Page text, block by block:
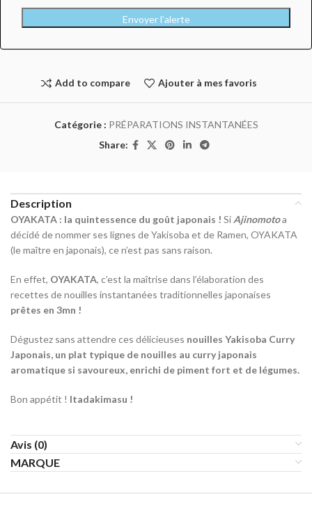
Envoyer l’alerte
Add to compare Ajouter à mes favoris
Catégorie : PRÉPARATIONS INSTANTANÉES
Share:
Description
OYAKATA : la quintessence du goût japonais ! Si Ajinomotoa
décidé de nommer ses lignes de Yakisoba et de Ramen, OYAKATA
(le maître en japonais), ce n’est pas sans raison.
En effet, OYAKATA, c’est la maîtrise dans l’élaboration des
recettes de nouilles instantanées traditionnelles japonaises
prêtes en 3mn !
Dégustez sans attendre ces délicieuses nouilles Yakisoba Curry
Japonais, un plat typique de nouilles au curry japonais
aromatique si savoureux, enrichi de piment fort et de légumes.
Bon appétit ! Itadakimasu !
Avis (0)
MARQUE